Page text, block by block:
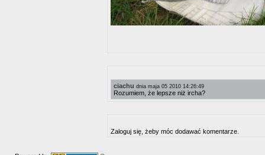
ciachu dnia maja 05 2010 14:26:49
Rozumiem, że lepsze niż ircha?
Zaloguj się, żeby móc dodawać komentarze.